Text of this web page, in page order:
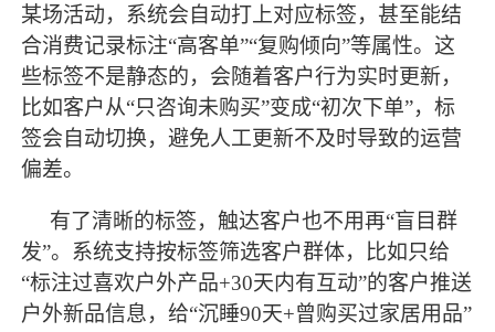
某场活动，系统会自动打上对应标签，甚至能结
合消费记录标注“高客单”“复购倾向”等属性。这
些标签不是静态的，会随着客户行为实时更新，
比如客户从“只咨询未购买”变成“初次下单”，标
签会自动切换，避免人工更新不及时导致的运营
偏差。
有了清晰的标签，触达客户也不用再“盲目群
发”。系统支持按标签筛选客户群体，比如只给
“标注过喜欢户外产品+30天内有互动”的客户推送
户外新品信息，给“沉睡90天+曾购买过家居用品”